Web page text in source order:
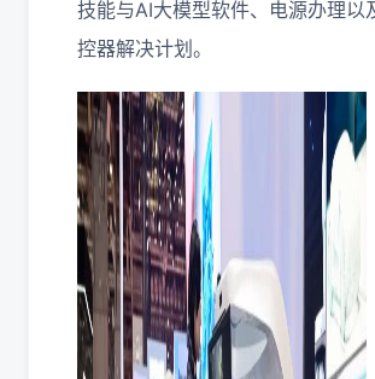
技能与AI大模型软件、电源办理以
控器解决计划。